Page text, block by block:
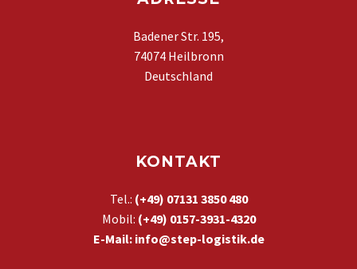
Badener Str. 195,
74074 Heilbronn
Deutschland
KONTAKT
Tel.: (+49) 07131 3850 480
Mobil: (+49) 0157-3931-4320
E-Mail: info@step-logistik.de